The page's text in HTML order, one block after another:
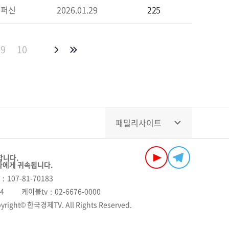
신 2026.01.29 225
9 10
패밀리사이트
니다.
에게 귀속됩니다.
107-81-70183
케이블tv
02-6676-0000
한국경제TV. All Rights Reserved.